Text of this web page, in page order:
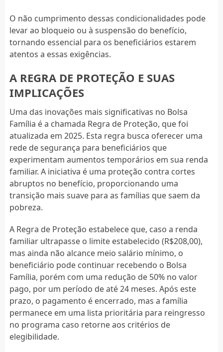
O não cumprimento dessas condicionalidades pode
levar ao bloqueio ou à suspensão do benefício,
tornando essencial para os beneficiários estarem
atentos a essas exigências.
A REGRA DE PROTEÇÃO E SUAS
IMPLICAÇÕES
Uma das inovações mais significativas no Bolsa
Família é a chamada Regra de Proteção, que foi
atualizada em 2025. Esta regra busca oferecer uma
rede de segurança para beneficiários que
experimentam aumentos temporários em sua renda
familiar. A iniciativa é uma proteção contra cortes
abruptos no benefício, proporcionando uma
transição mais suave para as famílias que saem da
pobreza.
A Regra de Proteção estabelece que, caso a renda
familiar ultrapasse o limite estabelecido (R$208,00),
mas ainda não alcance meio salário mínimo, o
beneficiário pode continuar recebendo o Bolsa
Família, porém com uma redução de 50% no valor
pago, por um período de até 24 meses. Após este
prazo, o pagamento é encerrado, mas a família
permanece em uma lista prioritária para reingresso
no programa caso retorne aos critérios de
elegibilidade.